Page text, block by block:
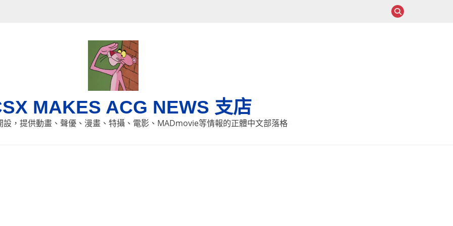
MAKES ACG NEWS 支店
設，提供動畫、聲優、漫畫、特攝、電影、MADmovie等情報的正體中文部落格